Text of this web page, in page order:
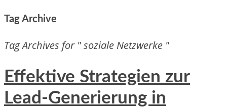
Tag Archive
Tag Archives for " soziale Netzwerke "
Effektive Strategien zur
Lead-Generierung in